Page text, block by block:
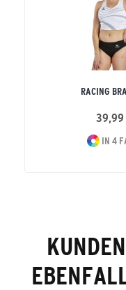
RACING
IN 4